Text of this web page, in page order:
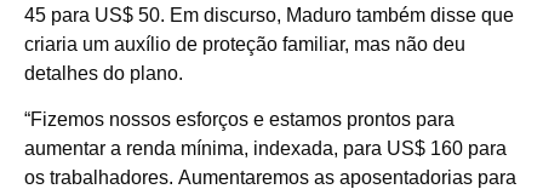
45 para US$ 50. Em discurso, Maduro também disse que
criaria um auxílio de proteção familiar, mas não deu
detalhes do plano.
“Fizemos nossos esforços e estamos prontos para
aumentar a renda mínima, indexada, para US$ 160 para
os trabalhadores. Aumentaremos as aposentadorias para